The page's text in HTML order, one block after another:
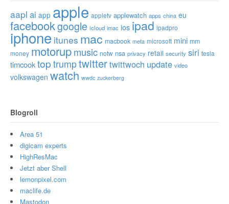
aapl ai app apple appletv applewatch apps china eu
facebookgoogle icloud imac ios ipad ipadpro
iphone itunes mac macbook meta microsoft mini mm
money motorupmusic notw nsa privacy retail security siri tesla
timcooktop trumptwittertwittwoch update video
volkswagen watch wwdc zuckerberg
Blogroll
Area 51
digicam experts
HighResMac
Jetzt aber Shell
lemonpixel.com
maclife.de
Mastodon